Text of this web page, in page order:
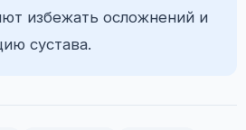
избежать осложнений и
сустава.